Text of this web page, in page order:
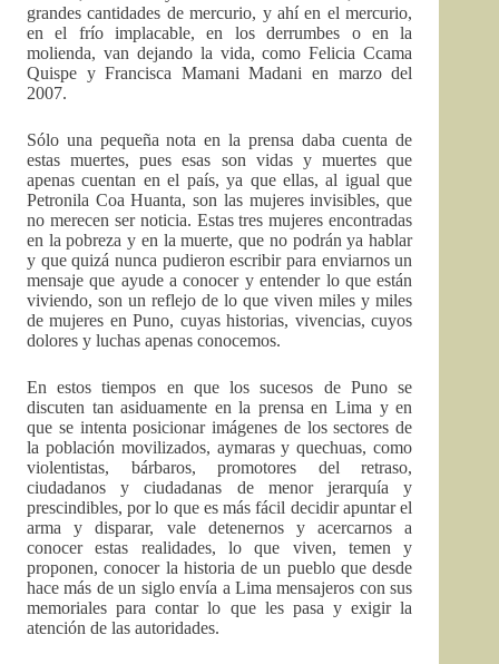
grandes cantidades de mercurio, y ahí en el mercurio,
en el frío implacable, en los derrumbes o en la
molienda, van dejando la vida, como Felicia Ccama
Quispe y Francisca Mamani Madani en marzo del
2007.
Sólo una pequeña nota en la prensa daba cuenta de
estas muertes, pues esas son vidas y muertes que
apenas cuentan en el país, ya que ellas, al igual que
Petronila Coa Huanta, son las mujeres invisibles, que
no merecen ser noticia. Estas tres mujeres encontradas
en la pobreza y en la muerte, que no podrán ya hablar
y que quizá nunca pudieron escribir para enviarnos un
mensaje que ayude a conocer y entender lo que están
viviendo, son un reflejo de lo que viven miles y miles
de mujeres en Puno, cuyas historias, vivencias, cuyos
dolores y luchas apenas conocemos.
En estos tiempos en que los sucesos de Puno se
discuten tan asiduamente en la prensa en Lima y en
que se intenta posicionar imágenes de los sectores de
la población movilizados, aymaras y quechuas, como
violentistas, bárbaros, promotores del retraso,
ciudadanos y ciudadanas de menor jerarquía y
prescindibles, por lo que es más fácil decidir apuntar el
arma y disparar, vale detenernos y acercarnos a
conocer estas realidades, lo que viven, temen y
proponen, conocer la historia de un pueblo que desde
hace más de un siglo envía a Lima mensajeros con sus
memoriales para contar lo que les pasa y exigir la
atención de las autoridades.